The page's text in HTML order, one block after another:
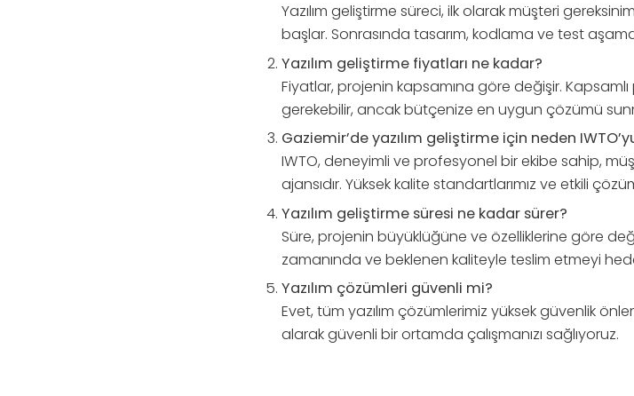
Yazılım geliştirme süreci, ilk olarak müşteri
başlar. Sonrasında tasarım, kodlama ve test
Yazılım geliştirme fiyatları ne kadar?
Fiyatlar, projenin kapsamına göre değişir.
gerekebilir, ancak bütçenize en uygun çözümü
Gaziemir’de yazılım geliştirme için neden
IWTO, deneyimli ve profesyonel bir ekibe sahip,
ajansıdır. Yüksek kalite standartlarımız ve etkili
Yazılım geliştirme süresi ne kadar sürer?
Süre, projenin büyüklüğüne ve özelliklerine göre
zamanında ve beklenen kaliteyle teslim etmeyi
Yazılım çözümleri güvenli mi?
Evet, tüm yazılım çözümlerimiz yüksek güvenlik
alarak güvenli bir ortamda çalışmanızı sağlıyoruz.